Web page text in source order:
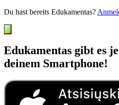
Du hast bereits Edukamentas?
Edukamentas gibt es
deinem Smartphone!